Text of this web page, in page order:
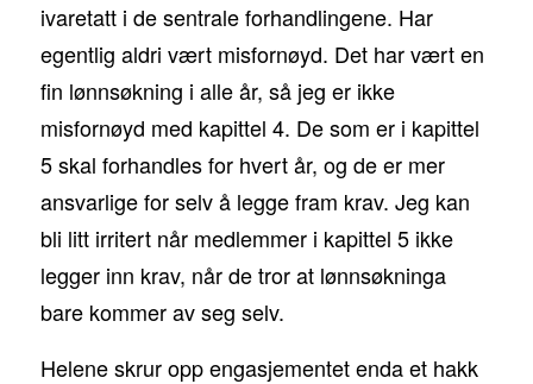
ivaretatt i de sentrale forhandlingene. Har
egentlig aldri vært misfornøyd. Det har vært en
fin lønnsøkning i alle år, så jeg er ikke
misfornøyd med kapittel 4. De som er i kapittel
5 skal forhandles for hvert år, og de er mer
ansvarlige for selv å legge fram krav. Jeg kan
bli litt irritert når medlemmer i kapittel 5 ikke
legger inn krav, når de tror at lønnsøkninga
bare kommer av seg selv.
Helene skrur opp engasjementet enda et hakk